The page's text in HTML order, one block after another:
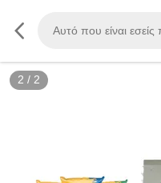
2 / 2